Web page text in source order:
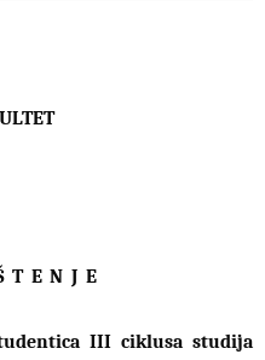
III ciklusa studija